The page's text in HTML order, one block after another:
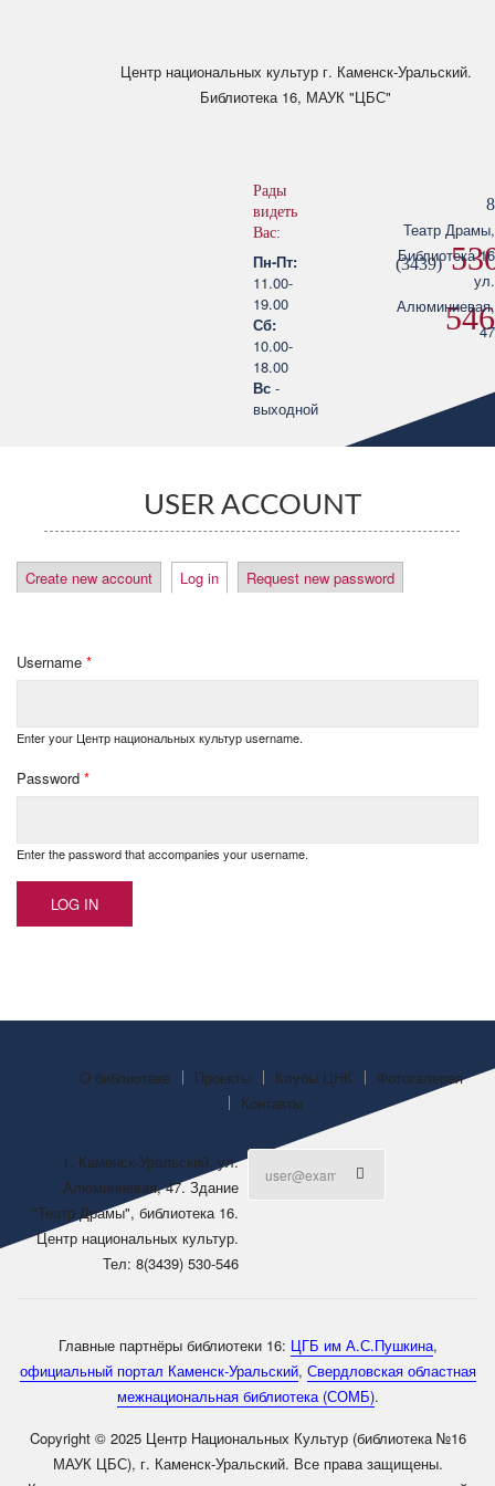
Центр национальных культург. Каменск-Уральский.
Библиотека 16, МАУК "ЦБС"
Рады
видеть
Вас:
Пн-Пт:
11.00-
19.00
Сб:
10.00-
18.00
Вс -
выходной
8
(3439)
546
Театр Драмы,
Библиотека 16
ул.
Алюминиевая,
47
USER ACCOUNT
PRIMARY TABS
Create new account Log in (active tab)
Request new password
Username *
Enter your Центр национальных культур username.
Password *
Enter the password that accompanies your username.
О библиотеке Проекты Клубы ЦНК
Фотогалерея
Контакты
г. Каменск-Уральский, ул.
Алюминиевая, 47. Здание
"Театр Драмы", библиотека 16.
Центр национальных культур.
Тел: 8(3439) 530-546
Главные партнёры библиотеки 16: ЦГБ им А.С.Пушкина,
официальный портал Каменск-Уральский, Свердловская областная
межнациональная библиотека (СОМБ).
Copyright © 2025 Центр Национальных Культур (библиотека №16
МАУК ЦБС), г. Каменск-Уральский. Все права защищены.